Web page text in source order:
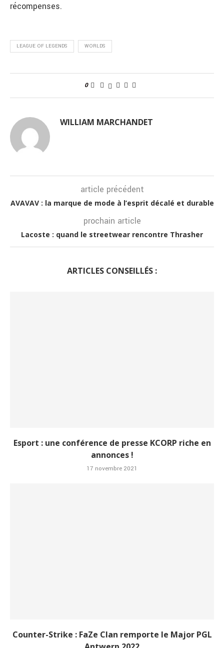
récompenses.
LEAGUE OF LEGENDS WORLDS
0
WILLIAM MARCHANDET
article précédent
AVAVAV : la marque de mode à l’esprit décalé et durable
prochain article
Lacoste : quand le streetwear rencontre Thrasher
ARTICLES CONSEILLÉS :
Esport : une conférence de presse KCORP riche en
annonces !
17 novembre 2021
Counter-Strike : FaZe Clan remporte le Major PGL